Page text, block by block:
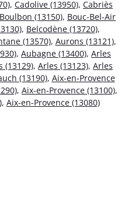
, Cadolive (13950), Cabriès
Boulbon (13150), Bouc-Bel-Air
, Belcodène (13720),
(13570), Aurons (13121),
, Aubagne (13400), Arles
(13129), Arles (13123), Arles
(13190), Aix-en-Provence
, Aix-en-Provence (13100),
, Aix-en-Provence (13080)